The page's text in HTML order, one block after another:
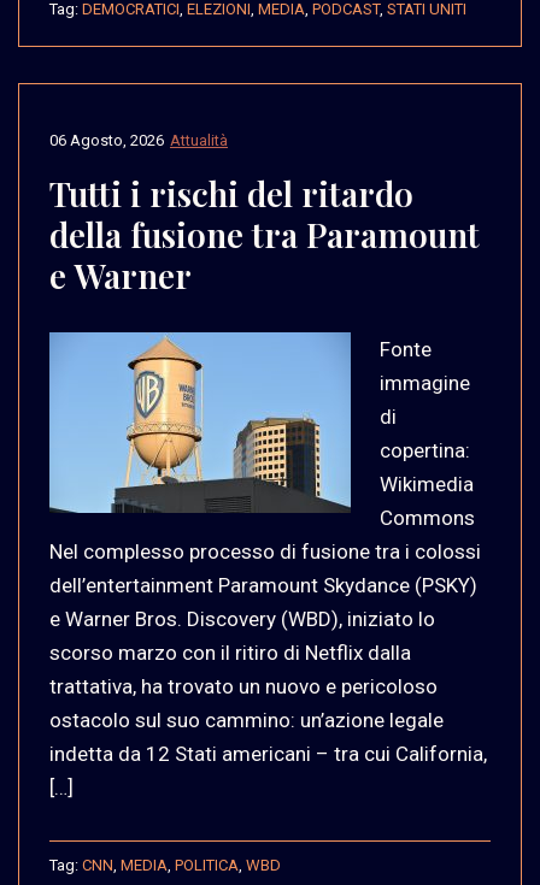
Tag: DEMOCRATICI ELEZIONI MEDIA PODCAST, STATI UNITI
Attualità
06 Agosto, 2026
Tutti i rischi del ritardo
della fusione tra Paramount
e Warner
Fonte
immagine
di
copertina:
Wikimedia
Commons
Nel complesso processo di fusione tra i colossi
dell’entertainment Paramount Skydance (PSKY)
e Warner Bros. Discovery (WBD), iniziato lo
scorso marzo con il ritiro di Netflix dalla
trattativa, ha trovato un nuovo e pericoloso
ostacolo sul suo cammino: un’azione legale
indetta da 12 Stati americani – tra cui California,
[…]
Tag: CNN MEDIA POLITICA WBD